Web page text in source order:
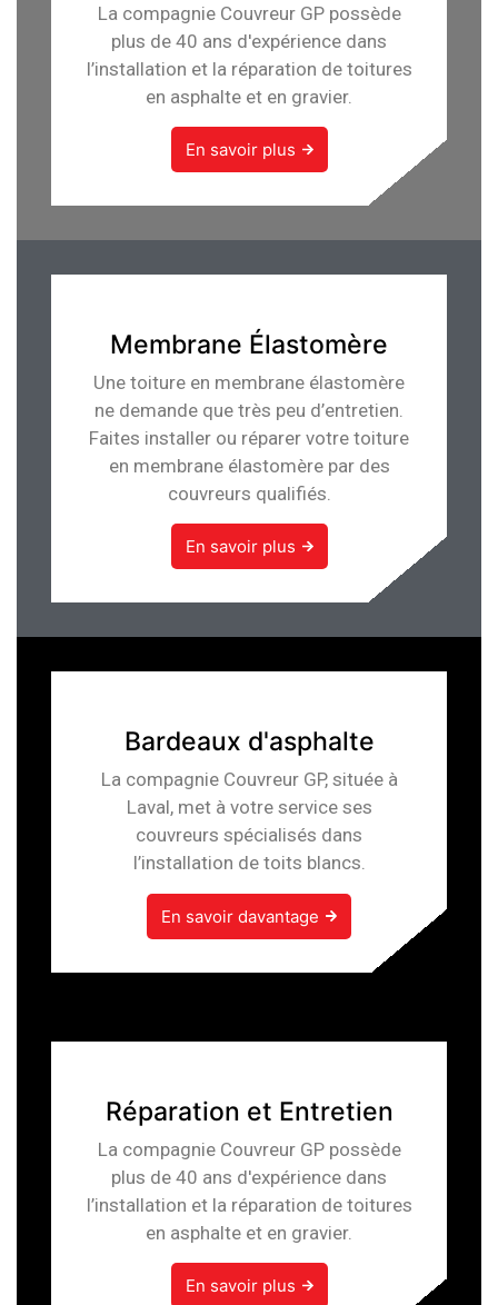
La compagnie Couvreur GP possède
plus de 40 ans d'expérience dans
l’installation et la réparation de toitures
en asphalte et en gravier.
En savoir plus
Membrane Élastomère
Une toiture en membrane élastomère
ne demande que très peu d’entretien.
Faites installer ou réparer votre toiture
en membrane élastomère par des
couvreurs qualifiés.
En savoir plus
Bardeaux d'asphalte
La compagnie Couvreur GP, située à
Laval, met à votre service ses
couvreurs spécialisés dans
l’installation de toits blancs.
En savoir davantage
Réparation et Entretien
La compagnie Couvreur GP possède
plus de 40 ans d'expérience dans
l’installation et la réparation de toitures
en asphalte et en gravier.
En savoir plus